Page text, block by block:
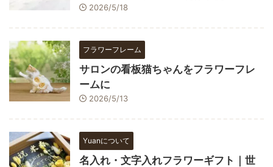
2026/5/18
フラワーフレーム
サロンの看板猫ちゃんをフラワーフレ
ームに
2026/5/13
Yuanについて
名入れ・文字入れフラワーギフト｜世